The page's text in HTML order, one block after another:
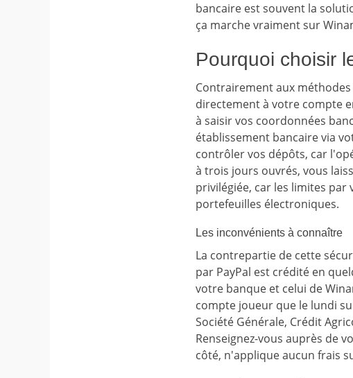
bancaire est souvent la
ça marche vraiment sur
Pourquoi choisir
Contrairement aux
directement à votre compte
à saisir vos coordonnées
établissement bancaire via
contrôler vos dépôts, car
à trois jours ouvrés, vous
privilégiée, car les limites
portefeuilles électroniques.
Les inconvénients à connaître
La contrepartie de cette
par PayPal est crédité en
votre banque et celui de
compte joueur que le lundi
Société Générale, Crédit
Renseignez-vous auprès de
côté, n'applique aucun frais